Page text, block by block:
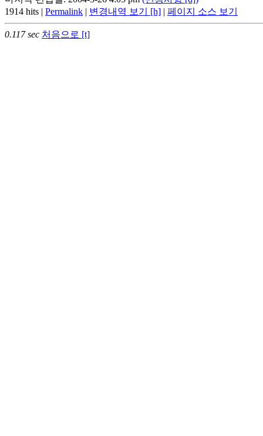
1914 hits | Permalink | 변경내역 보기 [h] | 페이지 소스 보기
0.117 sec 처음으로 [t]